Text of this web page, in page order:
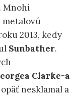
. Mnohí
metalovú
2013, kedy
Sunbather.
Clarke-a
opäť nesklamal a